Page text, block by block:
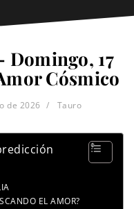
Domingo, 17
Cósmico
de 2026 Tauro
EL AMOR?